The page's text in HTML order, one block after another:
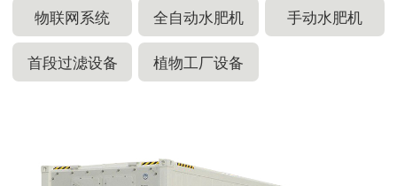
物联网系统 全自动水肥机 手动水肥机
首段过滤设备 植物工厂设备